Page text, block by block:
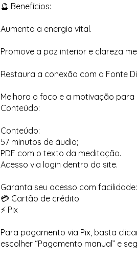
🔮 Benefícios:
Aumenta a energia vital.
Promove a paz interior e clareza
Restaura a conexão com a Fonte
Melhora o foco e a motivação
Conteúdo:
Conteúdo:
57 minutos de áudio;
PDF com o texto da meditação.
Acesso via login dentro do site.
Garanta seu acesso com facilidade:
💳 Cartão de crédito
⚡ Pix
Para pagamento via Pix, basta
escolher “Pagamento manual” e